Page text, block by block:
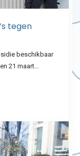
tegen
beschikbaar
21 maart…